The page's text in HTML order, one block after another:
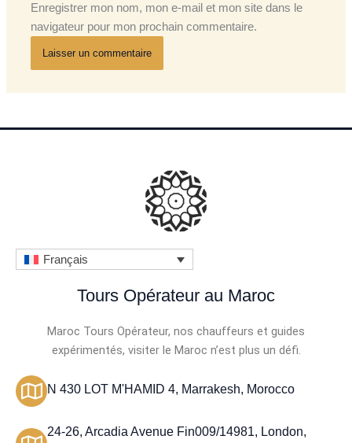
Enregistrer mon nom, mon e-mail et mon site dans le
navigateur pour mon prochain commentaire.
Français
Tours Opérateur au Maroc
Maroc Tours Opérateur, nos chauffeurs et guides
expérimentés, visiter le Maroc n’est plus un défi.
N 430 LOT M'HAMID 4, Marrakesh, Morocco
24-26, Arcadia Avenue Fin009/14981, London,